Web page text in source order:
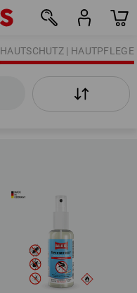
HAUTSCHUTZ | HAUTPFLEGE